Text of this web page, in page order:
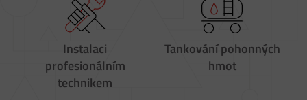
Instalaci
profesionálním
technikem
Tankovánípohonných
hmot